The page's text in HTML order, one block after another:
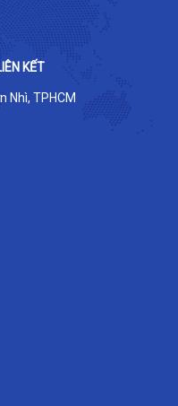
KẾT
Nhì, TPHCM